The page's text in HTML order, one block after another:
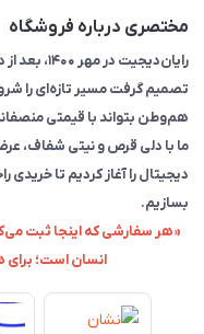
مختصری درباره فروشگاه
تصمیم گرفت مسیر تازه‌ای را
هم‌وطن بتواند با قیمتی
ما با دلی قرص و نیتی شفاف،
دیجیتال را آغاز کردیم تا
بسازیم.
«هر سفارشی که اینجا ثبت
انسان است؛ برای